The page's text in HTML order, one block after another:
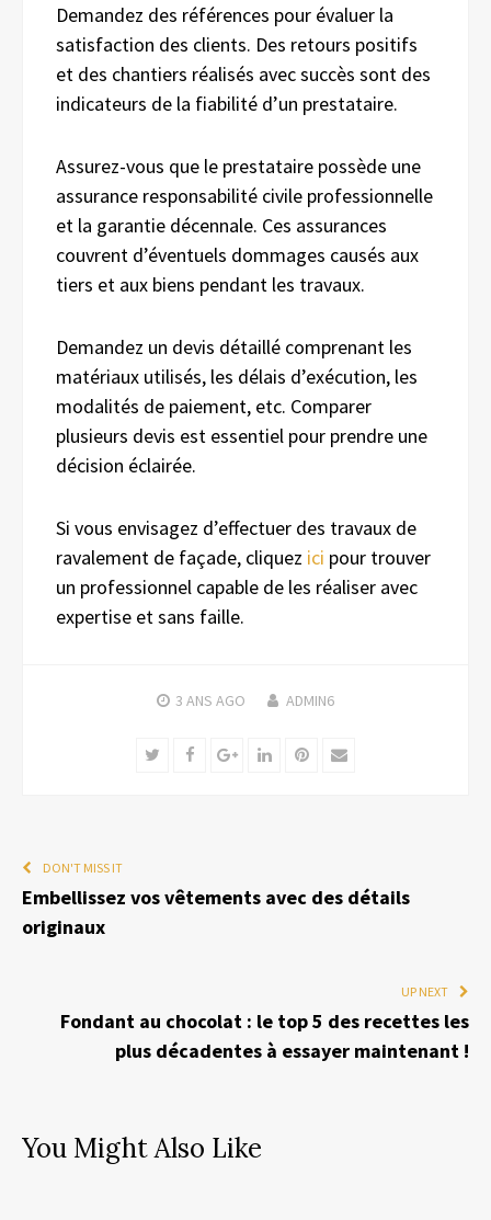
Demandez des références pour évaluer la
satisfaction des clients. Des retours positifs
et des chantiers réalisés avec succès sont des
indicateurs de la fiabilité d’un prestataire.
Assurez-vous que le prestataire possède une
assurance responsabilité civile professionnelle
et la garantie décennale. Ces assurances
couvrent d’éventuels dommages causés aux
tiers et aux biens pendant les travaux.
Demandez un devis détaillé comprenant les
matériaux utilisés, les délais d’exécution, les
modalités de paiement, etc. Comparer
plusieurs devis est essentiel pour prendre une
décision éclairée.
Si vous envisagez d’effectuer des travaux de
ravalement de façade, cliquez ici pour trouver
un professionnel capable de les réaliser avec
expertise et sans faille.
3 ANS AGO ADMIN6
TwitterFacebookGoogle+LinkedInPinterest
Email
DON'T MISS IT
Embellissez vos vêtements avec des détails
originaux
UP NEXT
Fondant au chocolat : le top 5 des recettes les
plus décadentes à essayer maintenant !
You Might Also Like